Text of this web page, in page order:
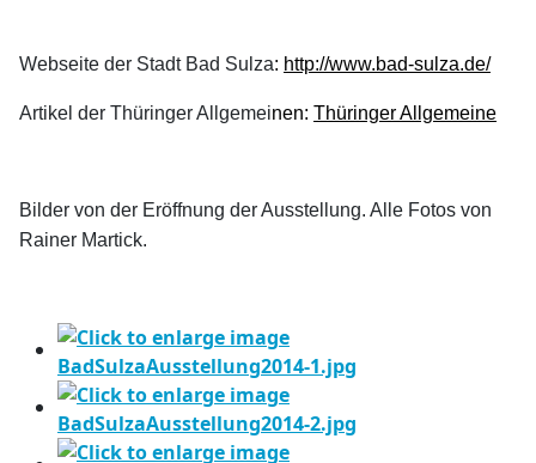
Webseite der Stadt Bad Sulza: http://www.bad-sulza.de/
Artikel der Thüringer Allgemeinen: Thüringer Allgemeine
Bilder von der Eröffnung der Ausstellung. Alle Fotos von
Rainer Martick.